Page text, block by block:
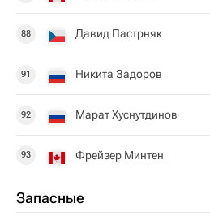
88 Давид Пастрняк
91 Никита Задоров
92 Марат Хуснутдинов
93 Фрейзер Минтен
Запасные